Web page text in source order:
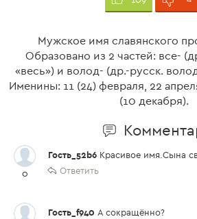
Мужское имя славянского
Образовано из 2 частей: все-
«весь») и волод- (др.-русск.
Именины: 11 (24) февраля, 22
(10 декабря).
0
Гость_52b6 Красивое имя.Сына
Ответить
Гость_f940 А сокращённо?